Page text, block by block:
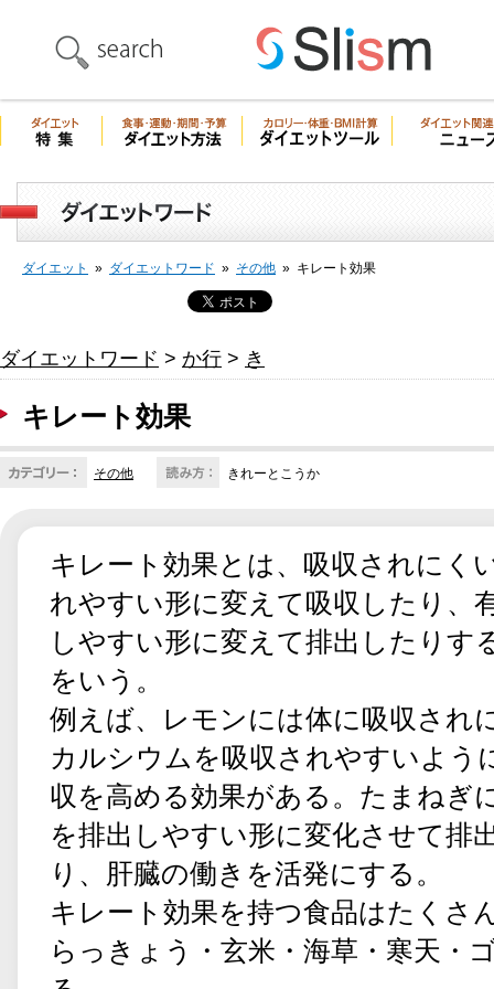
ダイエット » ダイエットワード » その他 » キレート効果
ダイエットワード > か行 > き
キレート効果
その他 きれーとこうか
キレート効果とは、吸収されにく
れやすい形に変えて吸収したり、
しやすい形に変えて排出したりす
をいう。
例えば、レモンには体に吸収され
カルシウムを吸収されやすいよう
収を高める効果がある。たまねぎ
を排出しやすい形に変化させて排
り、肝臓の働きを活発にする。
キレート効果を持つ食品はたくさ
らっきょう・玄米・海草・寒天・